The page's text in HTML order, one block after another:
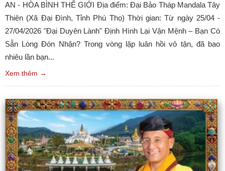
AN - HÒA BÌNH THẾ GIỚI Địa điểm: Đại Bảo Tháp Mandala Tây
Thiên (Xã Đại Đình, Tỉnh Phú Thọ) Thời gian: Từ ngày 25/04 -
27/04/2026 "Đại Duyên Lành" Định Hình Lại Vận Mệnh – Bạn Có
Sẵn Lòng Đón Nhận? Trong vòng lặp luân hồi vô tận, đã bao
nhiêu lần bạn...
Xem thêm →